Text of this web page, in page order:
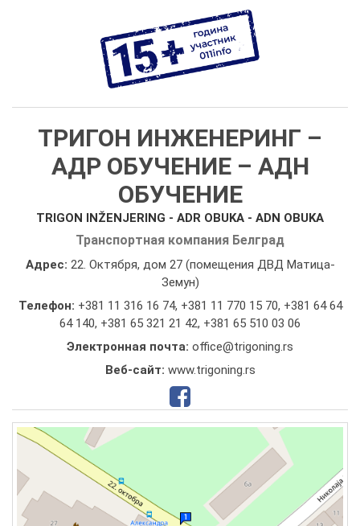
ТРИГОН ИНЖЕНЕРИНГ –
АДР ОБУЧЕНИЕ – АДН
ОБУЧЕНИЕ
TRIGON INŽENJERING - ADR OBUKA - ADN OBUKA
Транспортная компания Белград
Адрес: 22. Октября, дом 27 (помещения ДВД Матица-
Земун)
Телефон: +381 11 316 16 74, +381 11 770 15 70, +381 64 64
64 140, +381 65 321 21 42, +381 65 510 03 06
Электронная почта: office@trigoning.rs
Веб-сайт: www.trigoning.rs